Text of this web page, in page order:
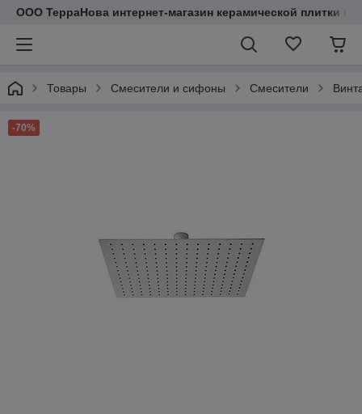
ООО ТерраНова интернет-магазин керамической плитки и
Товары Смесители и сифоны Смесители
-70%